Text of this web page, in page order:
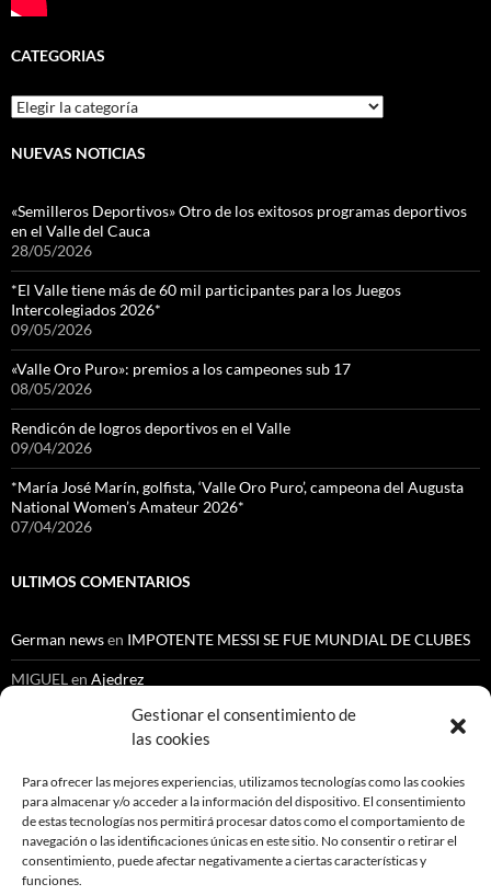
Gestionar el consentimiento de
las cookies
Para ofrecer las mejores experiencias, utilizamos tecnologías como las cookies
para almacenar y/o acceder a la información del dispositivo. El consentimiento
de estas tecnologías nos permitirá procesar datos como el comportamiento de
navegación o las identificaciones únicas en este sitio. No consentir o retirar el
consentimiento, puede afectar negativamente a ciertas características y
funciones.
CATEGORIAS
Categorias
NUEVAS NOTICIAS
«Semilleros Deportivos» Otro de los exitosos programas deportivos
en el Valle del Cauca
28/05/2026
*El Valle tiene más de 60 mil participantes para los Juegos
Intercolegiados 2026*
09/05/2026
«Valle Oro Puro»: premios a los campeones sub 17
08/05/2026
Rendicón de logros deportivos en el Valle
09/04/2026
*María José Marín, golfista, ‘Valle Oro Puro’, campeona del Augusta
National Women’s Amateur 2026*
07/04/2026
ULTIMOS COMENTARIOS
German newsen IMPOTENTE MESSI SE FUE MUNDIAL DE CLUBES
MIGUEL en Ajedrez
Cenoide Lopez ChantreenNUEVO ESCANDALO EN LA ESCUELA
NACIONAL DEL DEPORTE
Orlando GutiérrezenAutomovilismo
Gustavo Medina MedinaenAjedrez